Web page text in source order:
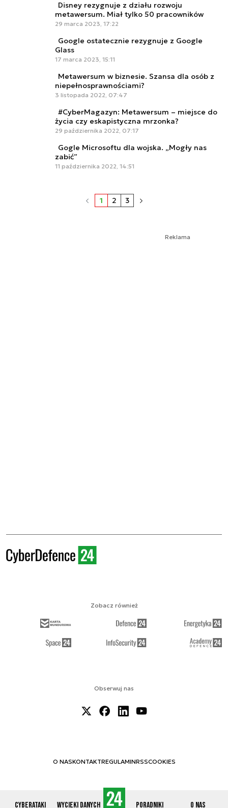
Cyberataki Wycieki danych Poradniki O nas
Disney rezygnuje z działu rozwoju
metawersum. Miał tylko 50 pracowników
29 marca 2023, 17:22
Google ostatecznie rezygnuje z Google
Glass
17 marca 2023, 15:11
Metawersum w biznesie. Szansa dla osób z
niepełnosprawnościami?
3 listopada 2022, 07:47
#CyberMagazyn: Metawersum – miejsce do
życia czy eskapistyczna mrzonka?
29 października 2022, 07:17
Gogle Microsoftu dla wojska. „Mogły nas
zabić”
11 października 2022, 14:51
1 2 3
Reklama
Obserwuj nas
O NASKONTAKTREGULAMINRSSCOOKIES
Zobacz również